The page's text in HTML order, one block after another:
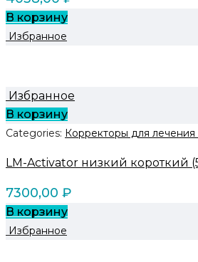
В корзину
Избранное
Избранное
В корзину
Categories: Корректоры для
LM-Activator низкий короткий
7300,00 ₽
В корзину
Избранное